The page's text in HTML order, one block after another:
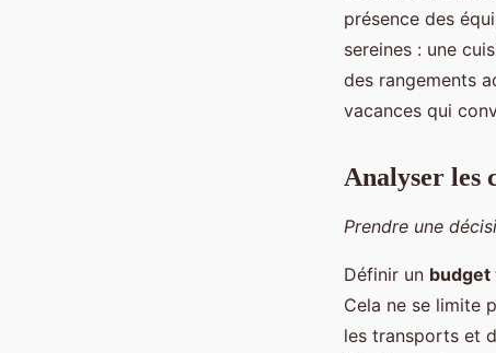
présence des
sereines : une
des rangements
vacances qui
Analyser les
Prendre une
Définir un budget
Cela ne se limite
les transports et